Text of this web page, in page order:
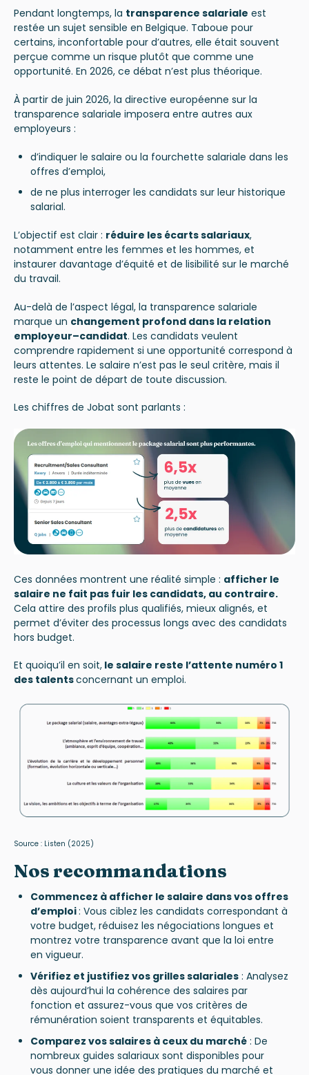
Pendant longtemps, la transparence salariale est
restée un sujet sensible en Belgique. Taboue pour
certains, inconfortable pour d’autres, elle était souvent
perçue comme un risque plutôt que comme une
opportunité. En 2026, ce débat n’est plus théorique.
À partir de juin 2026, la directive européenne sur la
transparence salariale imposera entre autres aux
employeurs :
d’indiquer le salaire ou la fourchette salariale dans les
offres d’emploi,
de ne plus interroger les candidats sur leur historique
salarial.
L’objectif est clair : réduire les écarts salariaux,
notamment entre les femmes et les hommes, et
instaurer davantage d’équité et de lisibilité sur le marché
du travail.
Au-delà de l’aspect légal, la transparence salariale
marque un changement profond dans la relation
employeur–candidat. Les candidats veulent
comprendre rapidement si une opportunité correspond à
leurs attentes. Le salaire n’est pas le seul critère, mais il
reste le point de départ de toute discussion.
Les chiffres de Jobat sont parlants :
Ces données montrent une réalité simple : afficher le
salaire ne fait pas fuir les candidats, au contraire.
Cela attire des profils plus qualifiés, mieux alignés, et
permet d’éviter des processus longs avec des candidats
hors budget.
Et quoiqu’il en soit, le salaire reste l’attente numéro 1
des talentsconcernant un emploi.
Source : Listen (2025)
Nos recommandations
Commencez à afficher le salaire dans vos offres
d’emploi: Vous ciblez les candidats correspondant à
votre budget, réduisez les négociations longues et
montrez votre transparence avant que la loi entre
en vigueur.
Vérifiez et justifiez vos grilles salariales: Analysez
dès aujourd’hui la cohérence des salaires par
fonction et assurez-vous que vos critères de
rémunération soient transparents et équitables.
Comparez vos salaires à ceux du marché: De
nombreux guides salariaux sont disponibles pour
vous donner une idée des pratiques du marché et